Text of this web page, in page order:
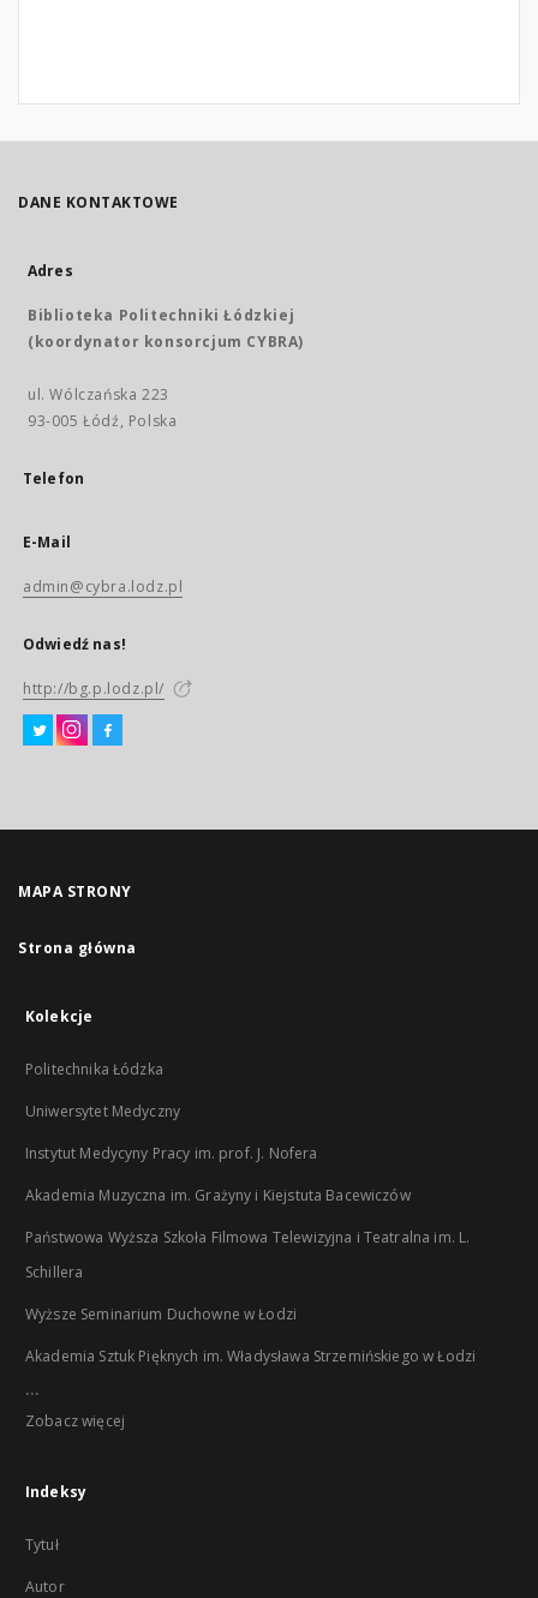
DANE KONTAKTOWE
Adres
Biblioteka Politechniki Łódzkiej
(koordynator konsorcjum CYBRA)
ul. Wólczańska 223
93-005 Łódź, Polska
Telefon
E-Mail
admin@cybra.lodz.pl
Odwiedź nas!
http://bg.p.lodz.pl/
MAPA STRONY
Strona główna
Kolekcje
Politechnika Łódzka
Uniwersytet Medyczny
Instytut Medycyny Pracy im. prof. J. Nofera
Akademia Muzyczna im. Grażyny i Kiejstuta Bacewiczów
Państwowa Wyższa Szkoła Filmowa Telewizyjna i Teatralna im. L.
Schillera
Wyższe Seminarium Duchowne w Łodzi
Akademia Sztuk Pięknych im. Władysława Strzemińskiego w Łodzi
...
Zobacz więcej
Indeksy
Tytuł
Autor